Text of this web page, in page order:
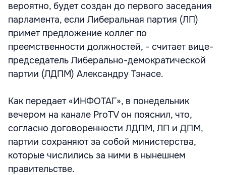
вероятно, будет создан до первого заседания
парламента, если Либеральная партия (ЛП)
примет предложение коллег по
преемственности должностей, - считает вице-
председатель Либерально-демократической
партии (ЛДПМ) Александру Тэнасе.
Как передает «ИНФОТАГ», в понедельник
вечером на канале ProTV он пояснил, что,
согласно договоренности ЛДПМ, ЛП и ДПМ,
партии сохраняют за собой министерства,
которые числились за ними в нынешнем
правительстве.